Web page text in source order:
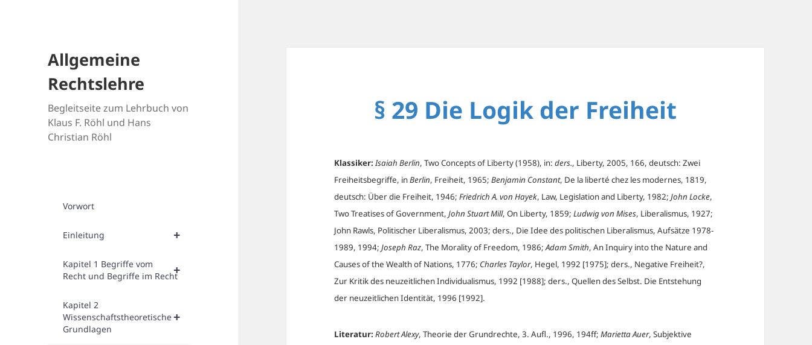
Allgemeine
Rechtslehre
Begleitseite zum Lehrbuch von
Klaus F. Röhl und Hans
Christian Röhl
Vorwort
+
Einleitung
+
Kapitel 1 Begriffe vom
Recht und Begriffe im Recht
+
Kapitel 2
Wissenschaftstheoretische
Grundlagen
§ 29 Die Logik der Freiheit
Klassiker: Isaiah Berlin, Two Concepts of Liberty (1958), in:ders., Liberty, 2005, 166, deutsch: Zwei
Freiheitsbegriffe, inBerlin, Freiheit, 1965;Benjamin Constant, De la liberté chez les modernes, 1819,
deutsch: Über die Freiheit, 1946;Friedrich A. von Hayek, Law, Legislation and Liberty, 1982;John Locke,
Two Treatises of Government,John Stuart Mill, On Liberty, 1859;Ludwig von Mises, Liberalismus, 1927;
John Rawls, Politischer Liberalismus, 2003; ders., Die Idee des politischen Liberalismus, Aufsätze 1978-
1989, 1994;Joseph Raz, The Morality of Freedom, 1986;Adam Smith, An Inquiry into the Nature and
Causes of the Wealth of Nations, 1776; Charles Taylor, Hegel, 1992 [1975]; ders., Negative Freiheit?,
Zur Kritik des neuzeitlichen Individualismus, 1992 [1988]; ders., Quellen des Selbst. Die Entstehung
der neuzeitlichen Identität, 1996 [1992].
Literatur: Robert Alexy, Theorie der Grundrechte, 3. Aufl., 1996, 194ff;Marietta Auer, Subjektive